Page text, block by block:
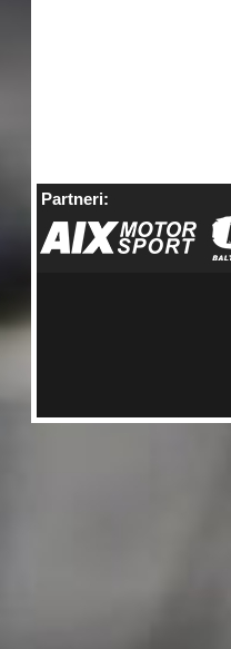
Partneri: